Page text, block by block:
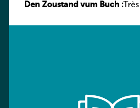
Den Zoustand vum Buch :